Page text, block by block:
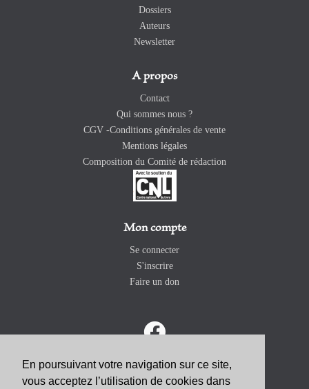
En poursuivant votre navigation sur ce site,
vous acceptez l’utilisation de cookies dans
Dossiers
Auteurs
Newsletter
A propos
Contact
Qui sommes nous ?
CGV -Conditions générales de vente
Mentions légales
Composition du Comité de rédaction
Mon compte
Se connecter
S'inscrire
Faire un don
ABONNEZ-VOUS